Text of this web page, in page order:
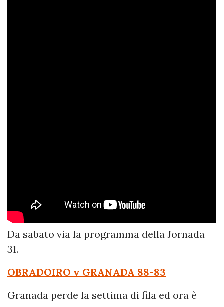
Da sabato via la programma della Jornada
31.
OBRADOIRO v GRANADA 88-83
Granada perde la settima di fila ed ora è